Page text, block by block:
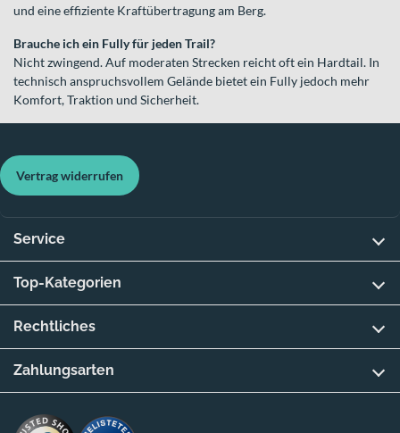
und eine effiziente Kraftübertragung am Berg.
Brauche ich ein Fully für jeden Trail?
Nicht zwingend. Auf moderaten Strecken reicht oft ein Hardtail. In
technisch anspruchsvollem Gelände bietet ein Fully jedoch mehr
Komfort, Traktion und Sicherheit.
Vertrag widerrufen
Service
Top-Kategorien
Rechtliches
Zahlungsarten